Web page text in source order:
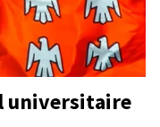
universitaire